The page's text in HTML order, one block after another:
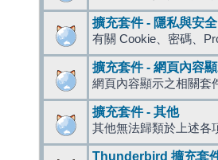
擴充套件 - 隱私與安全
有關 Cookie、密碼、
擴充套件 - 網頁內容
網頁內容顯示之相關套
擴充套件 - 其他
其他無法歸類於上述各
Thunderbird 擴充套